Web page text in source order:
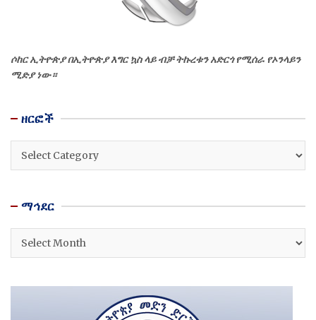
ሶከር ኢትዮጵያ በኢትዮጵያ እግር ኳስ ላይ ብቻ ትኩረቱን አድርጎ የሚሰራ የኦንላይን
ሚድያ ነው።
ዘርፎች
ዘርፎች
ማኅደር
ማኅደር